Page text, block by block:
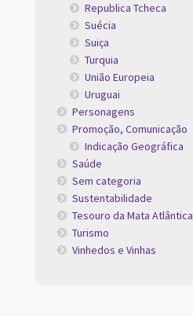
Republica Tcheca
Suécia
Suiça
Turquia
União Europeia
Uruguai
Personagens
Promoção, Comunicação
Indicação Geográfica
Saúde
Sem categoria
Sustentabilidade
Tesouro da Mata Atlântica
Turismo
Vinhedos e Vinhas